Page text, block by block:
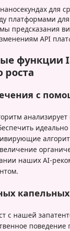
для
платформами для
предсказания
API
функции
роста
с
анализирует
наших AI-
с нашей
поведение